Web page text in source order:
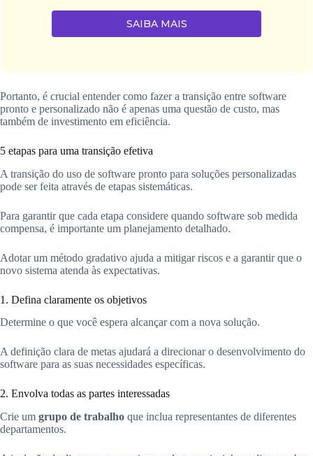
SAIBA MAIS
Portanto, é crucial entender como fazer a transição entre software
pronto e personalizado não é apenas uma questão de custo, mas
também de investimento em eficiência.
5 etapas para uma transição efetiva
A transição do uso de software pronto para soluções personalizadas
pode ser feita através de etapas sistemáticas.
Para garantir que cada etapa considere quando software sob medida
compensa, é importante um planejamento detalhado.
Adotar um método gradativo ajuda a mitigar riscos e a garantir que o
novo sistema atenda às expectativas.
1. Defina claramente os objetivos
Determine o que você espera alcançar com a nova solução.
A definição clara de metas ajudará a direcionar o desenvolvimento do
software para as suas necessidades específicas.
2. Envolva todas as partes interessadas
Crie um grupo de trabalho que inclua representantes de diferentes
departamentos.